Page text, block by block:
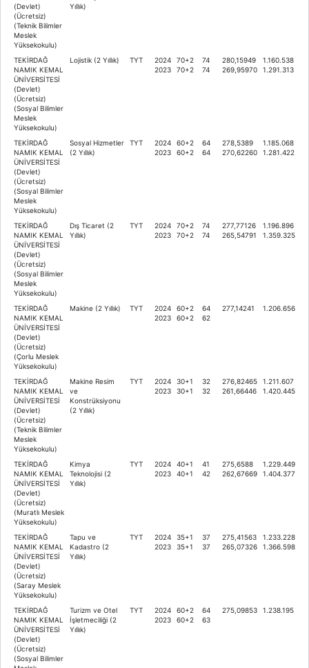
(Devlet)
(Ücretsiz)
(Teknik Bilimler
Meslek
Yüksekokulu)
Yıllık)
TEKİRDAĞ
NAMIK KEMAL
ÜNİVERSİTESİ
(Devlet)
(Ücretsiz)
(Sosyal Bilimler
Meslek
Yüksekokulu)
Lojistik (2 Yıllık) TYT
2024
2023
70+2
70+2
74
74
280,15949
269,95970
1.160.538
1.291.313
TEKİRDAĞ
NAMIK KEMAL
ÜNİVERSİTESİ
(Devlet)
(Ücretsiz)
(Sosyal Bilimler
Meslek
Yüksekokulu)
Sosyal Hizmetler
(2 Yıllık)
TYT
2024
2023
60+2
60+2
64
64
278,5389
270,62260
1.185.068
1.281.422
TEKİRDAĞ
NAMIK KEMAL
ÜNİVERSİTESİ
(Devlet)
(Ücretsiz)
(Sosyal Bilimler
Meslek
Yüksekokulu)
Dış Ticaret (2
Yıllık)
TYT
2024
2023
70+2
70+2
74
74
277,77126
265,54791
1.196.896
1.359.325
TEKİRDAĞ
NAMIK KEMAL
ÜNİVERSİTESİ
(Devlet)
(Ücretsiz)
(Çorlu Meslek
Yüksekokulu)
Makine (2 Yıllık) TYT
2024
2023
60+2
60+2
64
62
277,14241 1.206.656
TEKİRDAĞ
NAMIK KEMAL
ÜNİVERSİTESİ
(Devlet)
(Ücretsiz)
(Teknik Bilimler
Meslek
Yüksekokulu)
Makine Resim
ve
Konstrüksiyonu
(2 Yıllık)
TYT
2024
2023
30+1
30+1
32
32
276,82465
261,66446
1.211.607
1.420.445
TEKİRDAĞ
NAMIK KEMAL
ÜNİVERSİTESİ
(Devlet)
(Ücretsiz)
(Muratlı Meslek
Yüksekokulu)
Kimya
Teknolojisi (2
Yıllık)
TYT
2024
2023
40+1
40+1
41
42
275,6588
262,67669
1.229.449
1.404.377
TEKİRDAĞ
NAMIK KEMAL
ÜNİVERSİTESİ
(Devlet)
(Ücretsiz)
(Saray Meslek
Yüksekokulu)
Tapu ve
Kadastro (2
Yıllık)
TYT
2024
2023
35+1
35+1
37
37
275,41563
265,07326
1.233.228
1.366.598
TEKİRDAĞ
NAMIK KEMAL
ÜNİVERSİTESİ
(Devlet)
(Ücretsiz)
(Sosyal Bilimler
Turizm ve Otel
İşletmeciliği (2
Yıllık)
TYT
2024
2023
60+2
60+2
64
63
275,09853 1.238.195